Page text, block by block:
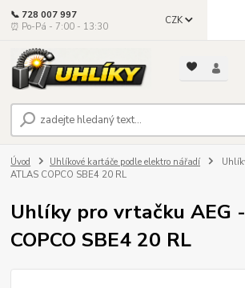
CZK
📞 728 007 997
⏰ Po-Pá - 7:00 - 13:30
Úvod Uhlíkové kartáče podle elektro nářadí
ATLAS COPCO SBE4 20 RL
Uhlíky pro vrtačku AEG
COPCO SBE4 20 RL